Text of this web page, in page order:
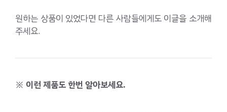
원하는 상품이 있었다면 다른 사람들에게도 이글을 소개해
주세요.
※ 이런 제품도 한번 알아보세요.